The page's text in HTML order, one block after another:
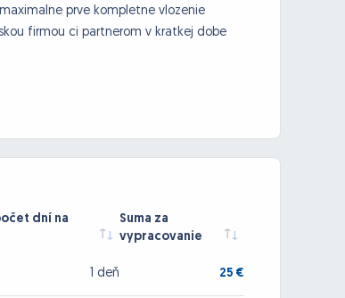
prve kompletne vlozenie
firmou ci partnerom v kratkej dobe
dní na
Suma za
vypracovanie
1 deň 25 €